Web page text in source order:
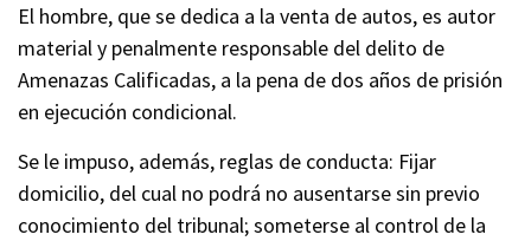
El hombre, que se dedica a la venta de autos, es autor
material y penalmente responsable del delito de
Amenazas Calificadas, a la pena de dos años de prisión
en ejecución condicional.
Se le impuso, además, reglas de conducta: Fijar
domicilio, del cual no podrá no ausentarse sin previo
conocimiento del tribunal; someterse al control de la